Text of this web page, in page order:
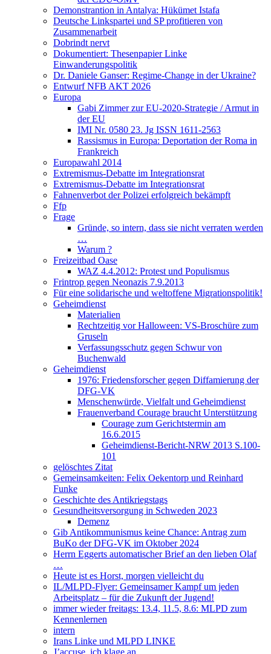
Demonstrantion in Antalya: Hükümet Istafa
Deutsche Linkspartei und SP profitieren von
Zusammenarbeit
Dobrindt nervt
Dokumentiert: Thesenpapier Linke
Einwanderungspolitik
Dr. Daniele Ganser: Regime-Change in der Ukraine?
Entwurf NFB AKT 2026
Europa
Gabi Zimmer zur EU-2020-Strategie / Armut in
der EU
IMI Nr. 0580 23. Jg ISSN 1611-2563
Rassismus in Europa: Deportation der Roma in
Frankreich
Europawahl 2014
Extremismus-Debatte im Integrationsrat
Extremismus-Debatte im Integrationsrat
Fahnenverbot der Polizei erfolgreich bekämpft
Ffp
Frage
Gründe, so intern, dass sie nicht verraten werden
…
Warum ?
Freizeitbad Oase
WAZ 4.4.2012: Protest und Populismus
Frintrop gegen Neonazis 7.9.2013
Für eine solidarische und weltoffene Migrationspolitik!
Geheimdienst
Materialien
Rechtzeitig vor Halloween: VS-Broschüre zum
Gruseln
Verfassungsschutz gegen Schwur von
Buchenwald
Geheimdienst
1976: Friedensforscher gegen Diffamierung der
DFG-VK
Menschenwürde, Vielfalt und Geheimdienst
Frauenverband Courage braucht Unterstützung
Courage zum Gerichtstermin am
16.6.2015
Geheimdienst-Bericht-NRW 2013 S.100-
101
gelöschtes Zitat
Gemeinsamkeiten: Felix Oekentorp und Reinhard
Funke
Geschichte des Antikriegstags
Gesundheitsversorgung in Schweden 2023
Demenz
Gib Antikommunismus keine Chance: Antrag zum
BuKo der DFG-VK im Oktober 2024
Herrn Eggerts automatischer Brief an den lieben Olaf
…
Heute ist es Horst, morgen vielleicht du
IL/MLPD-Flyer: Gemeinsamer Kampf um jeden
Arbeitsplatz – für die Zukunft der Jugend!
immer wieder freitags: 13.4, 11.5, 8.6: MLPD zum
Kennenlernen
intern
Irans Linke und MLPD LINKE
J’accuse, ich klage an